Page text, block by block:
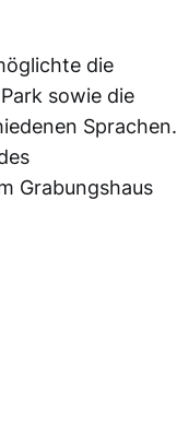
die
sowie die
Sprachen.
Grabungshaus